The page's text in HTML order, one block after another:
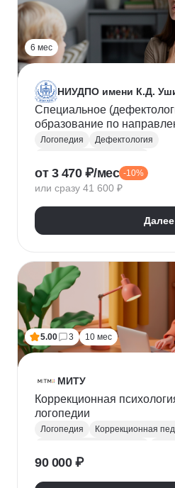
6 мес
НИУДПО имени К.Д.
Специальное
образование по
обучающимися с
(620ч)
Логопедия
Дефектология
Коррекционная педагогика
от 3 470 ₽/мес -10%
или сразу 41 600 ₽
Далее
5.00 3 10 мес
МИТУ
Коррекционная
логопедии
Логопедия
Коррекционная
Возрастная психология
Социальная психология
90 000 ₽